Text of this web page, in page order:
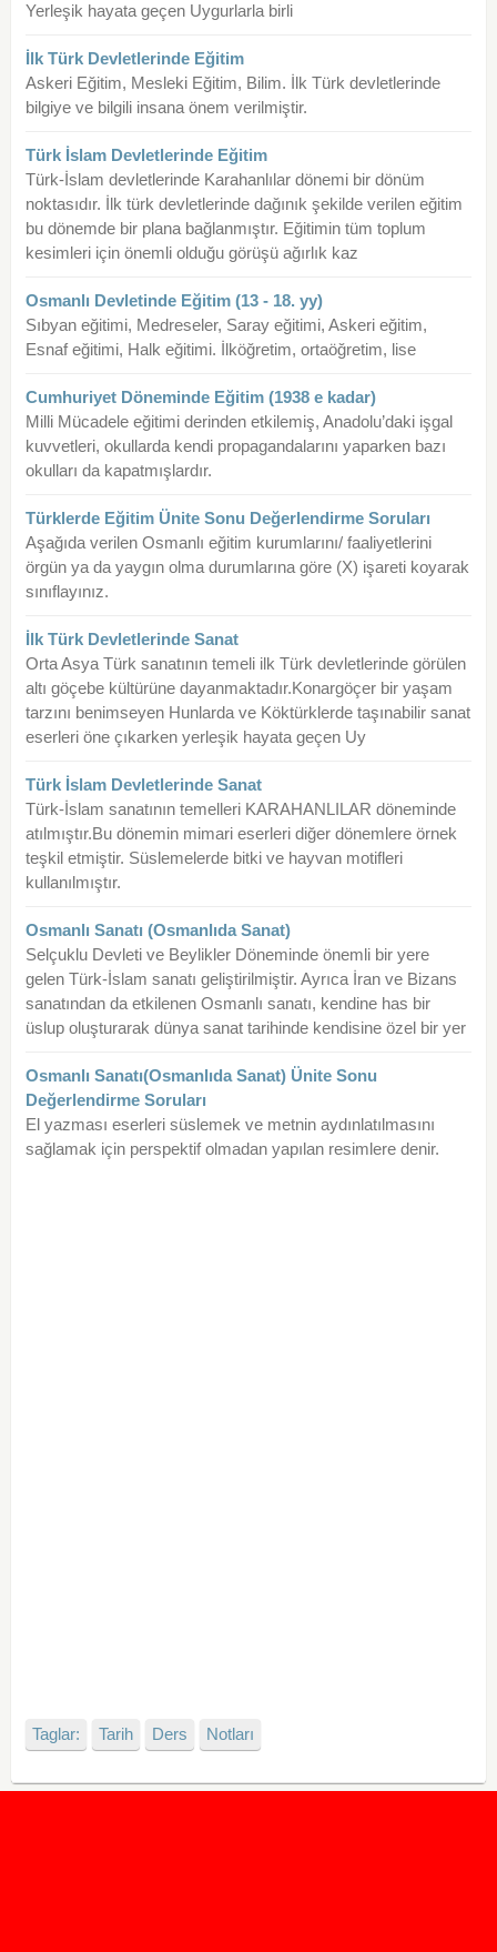
Yerleşik hayata geçen Uygurlarla birli
İlk Türk Devletlerinde Eğitim
Askeri Eğitim, Mesleki Eğitim, Bilim. İlk Türk devletlerinde
bilgiye ve bilgili insana önem verilmiştir.
Türk İslam Devletlerinde Eğitim
Türk-İslam devletlerinde Karahanlılar dönemi bir dönüm
noktasıdır. İlk türk devletlerinde dağınık şekilde verilen eğitim
bu dönemde bir plana bağlanmıştır. Eğitimin tüm toplum
kesimleri için önemli olduğu görüşü ağırlık kaz
Osmanlı Devletinde Eğitim (13 - 18. yy)
Sıbyan eğitimi, Medreseler, Saray eğitimi, Askeri eğitim,
Esnaf eğitimi, Halk eğitimi. İlköğretim, ortaöğretim, lise
Cumhuriyet Döneminde Eğitim (1938 e kadar)
Milli Mücadele eğitimi derinden etkilemiş, Anadolu’daki işgal
kuvvetleri, okullarda kendi propagandalarını yaparken bazı
okulları da kapatmışlardır.
Türklerde Eğitim Ünite Sonu Değerlendirme Soruları
Aşağıda verilen Osmanlı eğitim kurumlarını/ faaliyetlerini
örgün ya da yaygın olma durumlarına göre (X) işareti koyarak
sınıflayınız.
İlk Türk Devletlerinde Sanat
Orta Asya Türk sanatının temeli ilk Türk devletlerinde görülen
altı göçebe kültürüne dayanmaktadır.Konargöçer bir yaşam
tarzını benimseyen Hunlarda ve Köktürklerde taşınabilir sanat
eserleri öne çıkarken yerleşik hayata geçen Uy
Türk İslam Devletlerinde Sanat
Türk-İslam sanatının temelleri KARAHANLILAR döneminde
atılmıştır.Bu dönemin mimari eserleri diğer dönemlere örnek
teşkil etmiştir. Süslemelerde bitki ve hayvan motifleri
kullanılmıştır.
Osmanlı Sanatı (Osmanlıda Sanat)
Selçuklu Devleti ve Beylikler Döneminde önemli bir yere
gelen Türk-İslam sanatı geliştirilmiştir. Ayrıca İran ve Bizans
sanatından da etkilenen Osmanlı sanatı, kendine has bir
üslup oluşturarak dünya sanat tarihinde kendisine özel bir yer
Osmanlı Sanatı(Osmanlıda Sanat) Ünite Sonu
Değerlendirme Soruları
El yazması eserleri süslemek ve metnin aydınlatılmasını
sağlamak için perspektif olmadan yapılan resimlere denir.
Taglar: Tarih Ders Notları